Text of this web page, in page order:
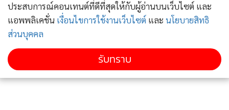
คนฟัง ด้วยกระบวนการดังกล่าว ผู้ให้บริการบอทจึงเล่นกับระบบ
โดยใช้ลูกเล่นซึ่งเป็นไม้ตายของการโปรโมตดนตรี นั่นคือสร้างจุด
น่าสนใจเพื่อดึงดูดความสนใจ แม้สิ่งนี้จะไม่ส่งผลกระทบด้านราย
ได้ต่อศิลปินโดยตรง แต่มันก็ย้ายเป้าหมายอย่างหน้าตาเฉย คนที่
มีทุนทรัพย์สามารถว่าจ้างผู้ให้บริการบอทเพื่อทำให้คนหันมา
สนใจ แต่ไม่ได้สนใจศิลปินซึ่งควรเป็นเป้าหมายที่แท้จริง
ประสบการณ์คอนเทนต์ที่ดีที่สุดให้กับผู้อ่านบนเว็บไซต์ และ
แอพพลิเคชั่น เงื่อนไขการใช้งานเว็บไซต์ และ นโยบายสิทธิ
ส่วนบุคคล
รับทราบ